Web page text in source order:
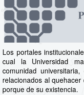
Los portales
cual la Universidad
comunidad
relacionados al
porque de su existencia.